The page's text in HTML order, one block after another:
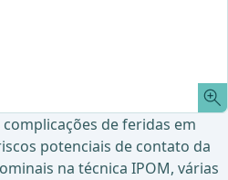
de feridas em
potenciais de contato da
na técnica IPOM, várias